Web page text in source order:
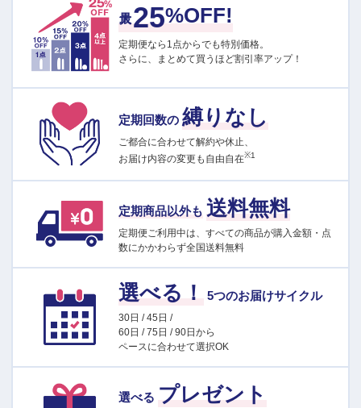
25%OFF!
定期便なら1点からでも特別価格。
さらに、まとめて買うほど割引率アップ！
定期回数の 縛りなし
ご都合に合わせて解約や休止、
お届け内容の変更も自由自在※1
定期商品以外も 送料無料
定期便ご利用中は、すべての商品が購入金額・点
数にかかわらず全国送料無料
選べる！ 5つのお届けサイクル
30日 / 45日 /
60日 / 75日 / 90日から
ペースに合わせて選択OK
選べる プレゼント